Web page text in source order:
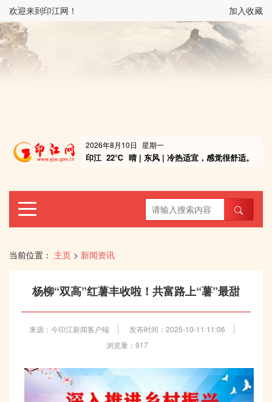
欢迎来到印江网！ 加入收藏
2026年8月10日 星期一
印江 22℃ 晴 | 东风 | 冷热适宜，感觉很舒适。
当前位置： 主页 > 新闻资讯
杨柳“双高”红薯丰收啦！共富路上“薯”最甜
来源：今印江新闻客户端
发布时间：2025-10-11 11:06
浏览量：917